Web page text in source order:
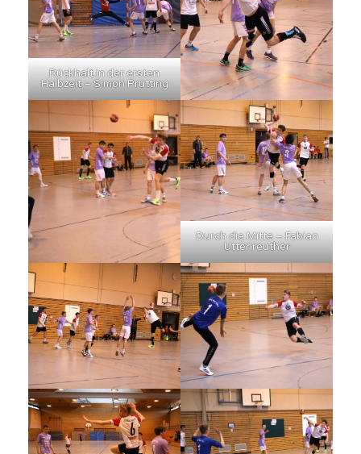
Rückhalt in der ersten
Halbzeit – Simon Prütting
Durch die Mitte – Fabian
Uttenreuther